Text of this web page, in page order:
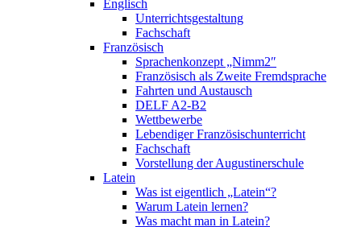
Englisch
Unterrichtsgestaltung
Fachschaft
Französisch
Sprachenkonzept „Nimm2″
Französisch als Zweite Fremdsprache
Fahrten und Austausch
DELF A2-B2
Wettbewerbe
Lebendiger Französischunterricht
Fachschaft
Vorstellung der Augustinerschule
Latein
Was ist eigentlich „Latein“?
Warum Latein lernen?
Was macht man in Latein?